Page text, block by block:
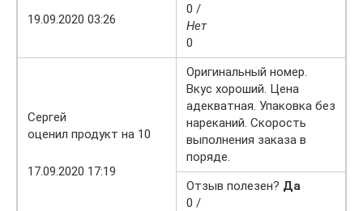
19.09.2020 03:26
0 /
Нет
0
Сергей
оценил продукт на 10
17.09.2020 17:19
Оригинальный номер.
Вкус хороший. Цена
адекватная. Упаковка без
нареканий. Скорость
выполнения заказа в
поряде.
Отзыв полезен? Да
0 /